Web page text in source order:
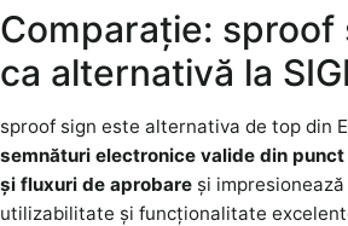
Comparație: sproof
ca alternativă la
sproof sign este alternativa de top din
semnături electronice valide din
și fluxuri de aprobare și
utilizabilitate și funcționalitate